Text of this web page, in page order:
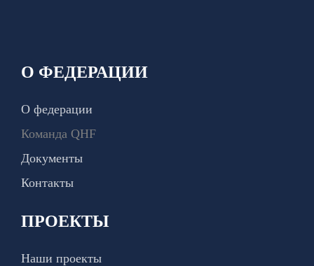
О ФЕДЕРАЦИИ
О федерации
Команда QHF
Документы
Контакты
ПРОЕКТЫ
Наши проекты